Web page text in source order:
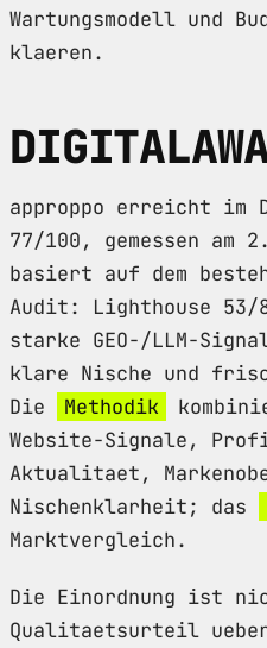
Wartungsmodell und
klaeren.
approppo erreicht im
77/100, gemessen am
basiert auf dem
Audit: Lighthouse 53/
starke GEO-/LLM-
klare Nische und
Die
Methodik
Website-Signale,
Aktualitaet,
Nischenklarheit; das
Marktvergleich.
Die Einordnung ist
Qualitaetsurteil